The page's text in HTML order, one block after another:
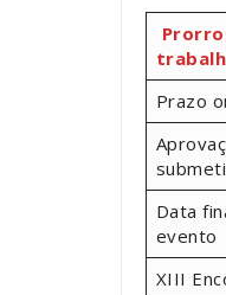
Prazo
Data
evento
XIII